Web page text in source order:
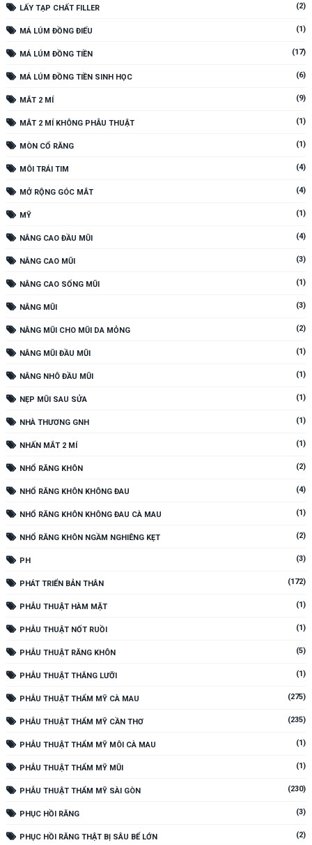
LẤY TẠP CHẤT FILLER (2)
MÁ LÚM ĐỒNG ĐIẾU (1)
MÁ LÚM ĐỒNG TIỀN (17)
MÁ LÚM ĐỒNG TIỀN SINH HỌC (6)
MẮT 2 MÍ (9)
MẮT 2 MÍ KHÔNG PHẪU THUẬT (1)
MÒN CỔ RĂNG (1)
MÔI TRÁI TIM (4)
MỞ RỘNG GÓC MẮT (4)
MỸ (1)
NÂNG CAO ĐẦU MŨI (4)
NÂNG CAO MŨI (3)
NÂNG CAO SỐNG MŨI (1)
NÂNG MŨI (3)
NÂNG MŨI CHO MŨI DA MỎNG (2)
NÂNG MŨI ĐẦU MŨI (1)
NÂNG NHÔ ĐẦU MŨI (1)
NẸP MŨI SAU SỬA (1)
NHÀ THƯƠNG GNH (1)
NHẤN MẮT 2 MÍ (1)
NHỔ RĂNG KHÔN (2)
NHỔ RĂNG KHÔN KHÔNG ĐAU (4)
NHỔ RĂNG KHÔN KHÔNG ĐAU CÀ MAU (1)
NHỔ RĂNG KHÔN NGẦM NGHIÊNG KẸT (2)
PH (3)
PHÁT TRIỂN BẢN THÂN (172)
PHẪU THUẬT HÀM MẶT (1)
PHẪU THUẬT NỐT RUỒI (1)
PHẪU THUẬT RĂNG KHÔN (5)
PHẪU THUẬT THẮNG LƯỠI (1)
PHẪU THUẬT THẨM MỸ CÀ MAU (275)
PHẪU THUẬT THẨM MỸ CẦN THƠ (235)
PHẪU THUẬT THẨM MỸ MÔI CÀ MAU (1)
PHẪU THUẬT THẨM MỸ MŨI (1)
PHẪU THUẬT THẨM MỸ SÀI GÒN (230)
PHỤC HỒI RĂNG (3)
PHỤC HỒI RĂNG THẬT BỊ SÂU BỂ LỚN (2)